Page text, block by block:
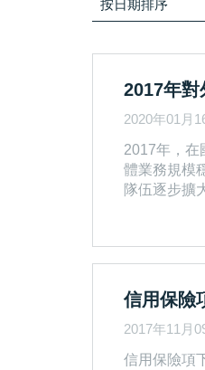
按日期排序
2017年對
2020年01月
2017年，在
體業務規模
隊伍逐步擴
信用保險
2017年11月
信用保險項